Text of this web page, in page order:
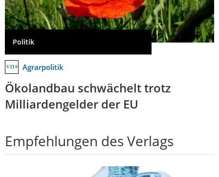
Politik
Agrarpolitik
Ökolandbau schwächelt trotz
Milliardengelder der EU
Empfehlungen des Verlags